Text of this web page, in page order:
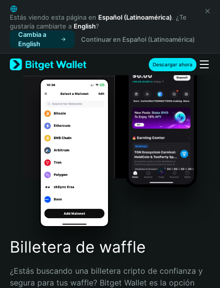
English
日本語
Tiếng Việt
Русский
Español (Latinoamérica)
Türkçe
Italiano
Português (Portugal)
Bahasa Indonesia
Português (Brasil)
Español (Argentina)
Estás viendo esta página en Español (Latinoamérica). ¿Te
gustaría cambiarte a English?
Cambia a
English
Continuar en Español (Latinoamérica)
Descargar ahora
Billetera de waffle
¿Estás buscando una billetera cripto de confianza y
segura para tus waffle? Bitget Wallet es la opción